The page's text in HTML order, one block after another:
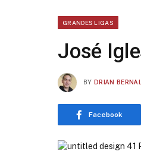
GRANDES LIGAS
José
BY DRIAN
Facebook